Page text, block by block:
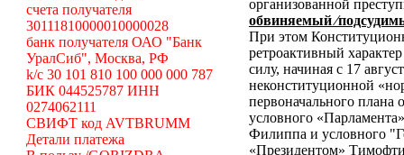
счета получателя
30111810000010000028
банк получателя ОАО "Банк
УралСиб", Москва, РФ
k/c 30 101 810 100 000 000 787
БИК 044525787 ИНН
0274062111
СВИФТ код AVTBRUMM
Детали платежа
организованной
обвиняемый
При этом
ретроактивный
силу, начиная с 17
неконституционной
первоначального плана
условного
Филиппа и условного
«Президентом»